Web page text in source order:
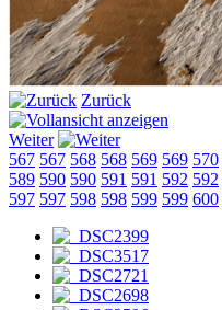
Zurück
Weiter
567 567 568 568 569 569 570
589 590 590 591 591 592 592
597 597 598 598 599 599 600